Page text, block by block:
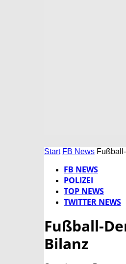
Start FB News
FB NEWS
POLIZEI
TOP NEWS
TWITTER NEWS
Fußball-
Bilanz